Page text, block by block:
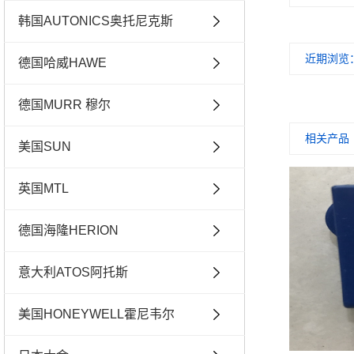
韩国AUTONICS奥托尼克斯
德国哈威HAWE
德国MURR 穆尔
美国SUN
英国MTL
德国海隆HERION
意大利ATOS阿托斯
美国HONEYWELL霍尼韦尔
近期浏览
相关产品